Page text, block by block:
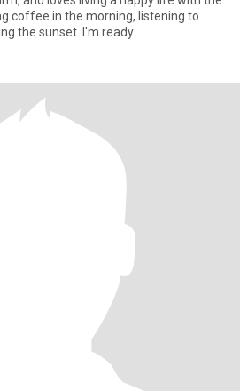
coffee in the morning, listening to
the sunset. I'm ready